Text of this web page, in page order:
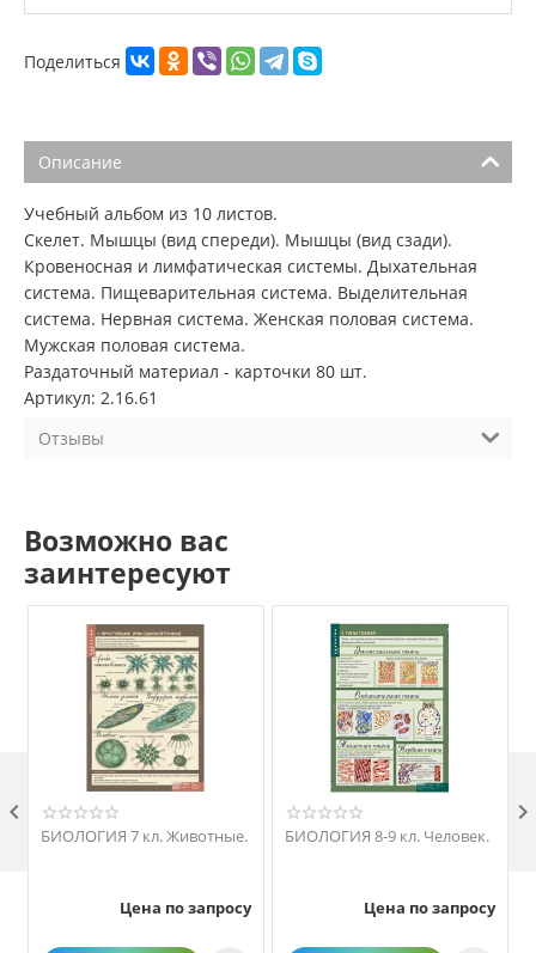
Поделиться
Описание
Учебный альбом из 10 листов.
Скелет. Мышцы (вид спереди). Мышцы (вид сзади).
Кровеносная и лимфатическая системы. Дыхательная
система. Пищеварительная система. Выделительная
система. Нервная система. Женская половая система.
Мужская половая система.
Раздаточный материал - карточки 80 шт.
Артикул: 2.16.61
Отзывы
Возможно вас
заинтересуют
БИОЛОГИЯ 7 кл. Животные.
Цена по запросу
БИОЛОГИЯ 8-9 кл. Человек.
Цена по запросу
 